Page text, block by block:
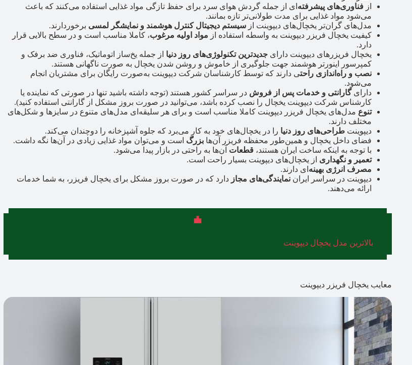
از فناوری‌های پیشرفته‌ ای از جمله گردش هوای سرد برای حفظ تازگی مواد غذایی استفاده می‌کنند که باعث
می‌شود مواد غذایی برای مدت طولانی‌تر تازه بمانند.
مدل‌های گران‌تر یخچال‌های دیپوینت از سیستم دیجیتال کنترل هوشمند و نمایشگر لمسی برخوردارند.
کیفیت یخچال فریزر دیپوینت به واسطه استفاده از مواد اولیه مرغوب، کاملا مناسب است و در سطح بالایی قرار
دارد.
یخچال فریزرهای دیپوینت دارای جدیدترین تکنولوژی‌های روز دنیا از جمله یخ‌ساز اتوماتیک، فناوری ضد برفک و
کمپرسور اینورتر هوشمند جهت جلوگیری از خاموش و روشن شدن یخچال به صورت ناگهانی هستند.
نصب و راه‌اندازی راحتی دارند که توسط کارشناسان شرکت دیپوینت به‌صورت رایگان برای مشتریان انجام
می‌شود.
دارایگارانتی و خدمات پس از فروش در سراسر کشور هستند (توجه داشته باشید تنها در صورتی که نماینده یا
کارشناس شرکت دیپوینت یخچال را نصب کرده باشد، می‌توانید در صورت بروز مشکل از گارانتی استفاده کنید).
تنوع مدل‌های یخچال فریزر دیپوینت کاملا مناسب است و برای هر سلیقه‌ای مدل‌های متنوع در سایزها و شکل‌های
مختلف دارند.
دیپوینت طراحی‌های روز دنیا را در یخچال‌های خود به کار می‌برد که جلوه آشپزخانه را دوچندان می‌کند.
فضای داخل یخچال و همین‌طور محفظه فریزر آن‌ها بزرگ است و می‌توان مواد غذایی زیادی در آن‌ها نگه داشت.
با توجه به اینکه ساخت ایران هستند، قطعات آن‌ها به راحتی در بازار پیدا می‌شود.
تعمیر و نگهداری از یخچال‌های دیپوینت بسیار راحت است.
مصرف انرژی بهینه‌ ای دارند.
دیپوینت در سراسر ایران نمایندگی‌های مجاز دارد که در صورت بروز مشکل برای یخچال فریزر، به شما خدمات
ارائه می‌دهند.
بالاترین مدل یخچال دیپوینت
معایب یخچال فریزر دیپوینت